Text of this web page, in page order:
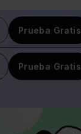
Prueba Gratis
Prueba Gratis